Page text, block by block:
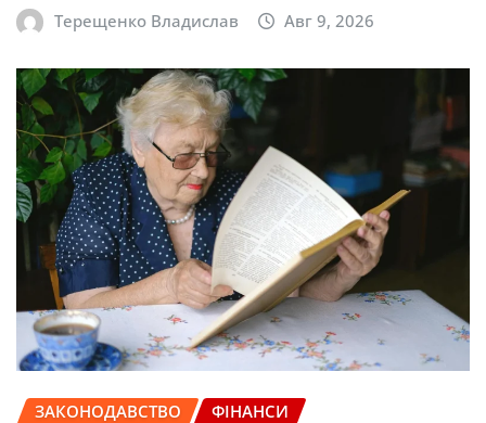
Терещенко Владислав Авг 9, 2026
ЗАКОНОДАВСТВО ФІНАНСИ